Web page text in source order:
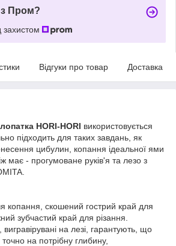
з Пром?
захистом
Відгуки про товар Доставка
HORI-HORI використовується
підходить для таких завдань, як
цибулин, копання ідеальної ями
має - прогумоване руків'я та лезо з
копання, скошений гострий край для
зубчастий край для різання.
на лезі, гарантують, що
на потрібну глибину,